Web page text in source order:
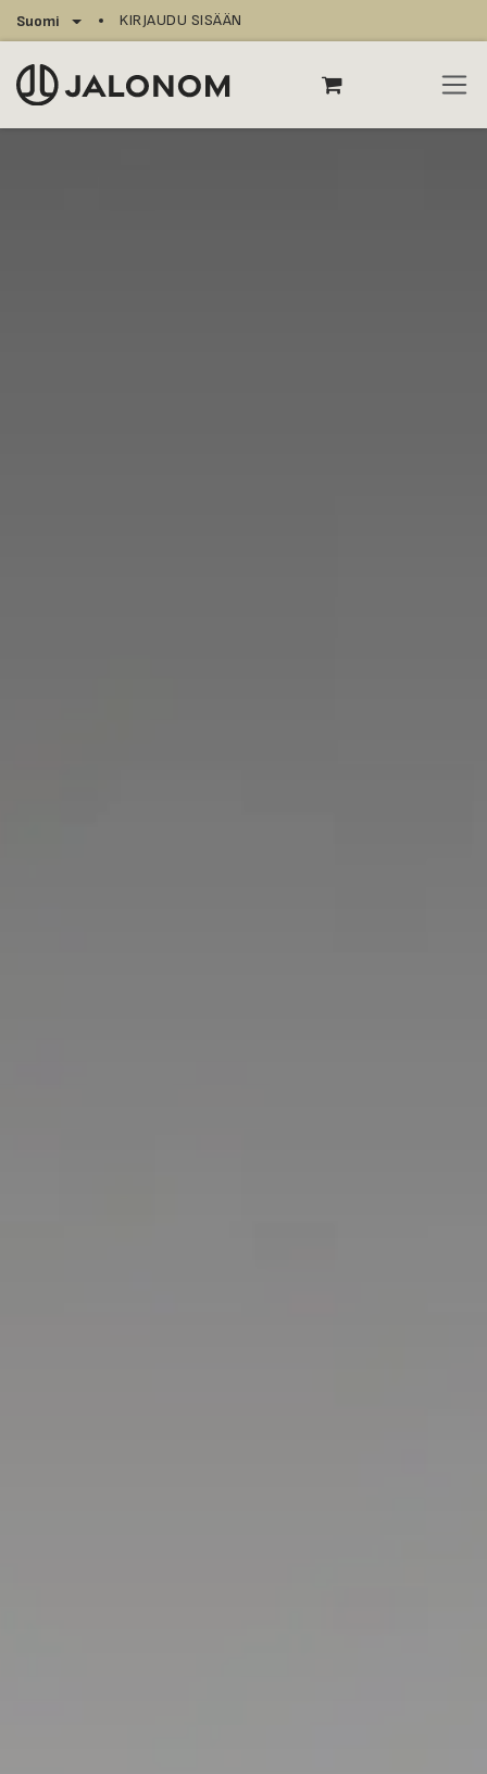
Siirry sisältöön
Suomi KIRJAUDU SISÄÄN